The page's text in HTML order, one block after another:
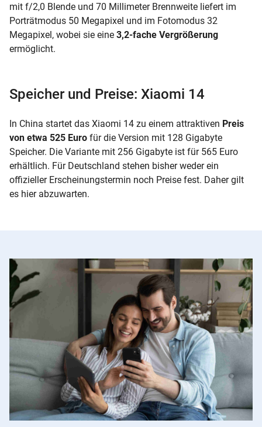
mit f/2,0 Blende und 70 Millimeter Brennweite liefert im
Porträtmodus 50 Megapixel und im Fotomodus 32
Megapixel, wobei sie eine 3,2-fache Vergrößerung
ermöglicht.
Speicher und Preise: Xiaomi 14
In China startet das Xiaomi 14 zu einem attraktiven Preis
von etwa 525 Euro für die Version mit 128 Gigabyte
Speicher. Die Variante mit 256 Gigabyte ist für 565 Euro
erhältlich. Für Deutschland stehen bisher weder ein
offizieller Erscheinungstermin noch Preise fest. Daher gilt
es hier abzuwarten.